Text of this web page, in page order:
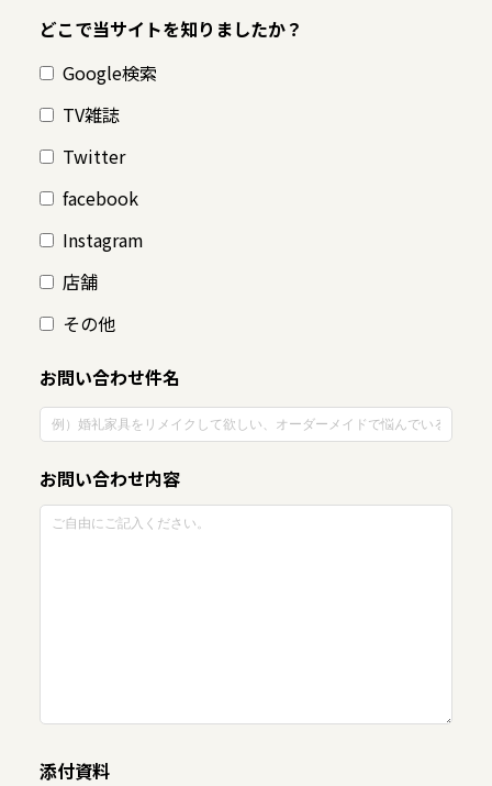
どこで当サイトを知りましたか？
Google検索
TV雑誌
Twitter
facebook
Instagram
店舗
その他
お問い合わせ件名
お問い合わせ内容
添付資料